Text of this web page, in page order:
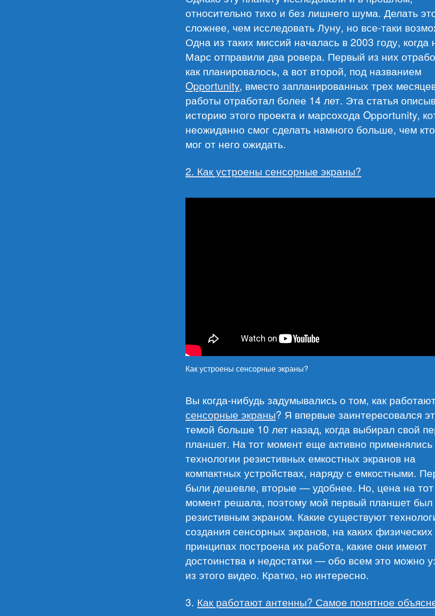
относительно тихо и без лишнего шума. Делать
сложнее, чем исследовать Луну, но все-таки
Одна из таких миссий началась в 2003 году, когда
Марс отправили два ровера. Первый из них
как планировалось, а вот второй, под названием
Opportunity, вместо запланированных трех
работы отработал более 14 лет. Эта статья
историю этого проекта и марсохода Opportunity,
неожиданно смог сделать намного больше, чем
мог от него ожидать.
2. Как устроены сенсорные экраны?
Как устроены сенсорные экраны?
Вы когда-нибудь задумывались о том, как
сенсорные экраны? Я впервые заинтересовался
темой больше 10 лет назад, когда выбирал свой
планшет. На тот момент еще активно применялись
технологии резистивных емкостных экранов на
компактных устройствах, наряду с емкостными.
были дешевле, вторые — удобнее. Но, цена на тот
момент решала, поэтому мой первый планшет был
резистивным экраном. Какие существуют
создания сенсорных экранов, на каких физических
принципах построена их работа, какие они имеют
достоинства и недостатки — обо всем это можно
из этого видео. Кратко, но интересно.
3. Как работают антенны? Самое понятное